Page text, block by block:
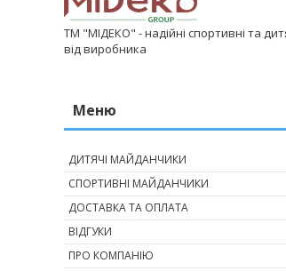
ТМ "МІДЕКО" - надійні спортивні та
від виробника
ДИТЯЧІ МАЙДАНЧИКИ
СПОРТИВНІ МАЙДАНЧИКИ
ДОСТАВКА ТА ОПЛАТА
ВІДГУКИ
ПРО КОМПАНІЮ